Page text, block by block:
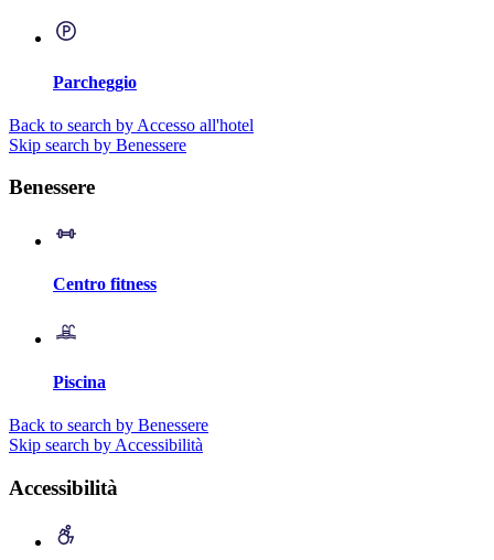
Parcheggio
Back to search by Accesso all'hotel
Skip search by Benessere
Benessere
Centro fitness
Piscina
Back to search by Benessere
Skip search by Accessibilità
Accessibilità